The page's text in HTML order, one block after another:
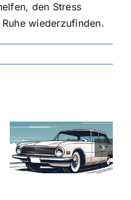
den Stress
wiederzufinden.
Kfz-
Die besten
Angebote im